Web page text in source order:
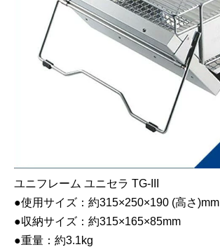
ユニフレーム ユニセラ TG-III
●使用サイズ：約315×250×190 (高さ)mm
●収納サイズ：約315×165×85mm
●重量：約3.1kg